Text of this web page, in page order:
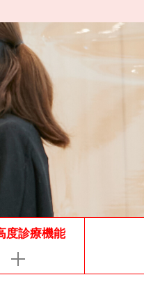
度診療機能